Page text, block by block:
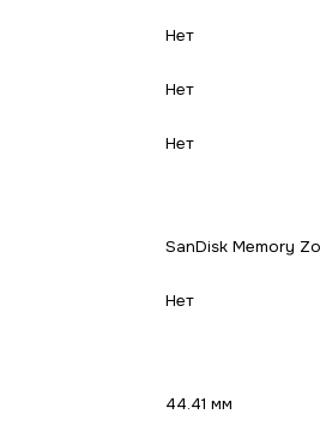
Нет
Нет
Нет
SanDisk Memory
Нет
44.41 мм